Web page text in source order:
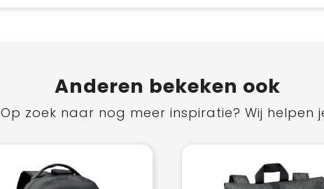
Anderen bekeken ook
Op zoek naar nog meer inspiratie? Wij helpen